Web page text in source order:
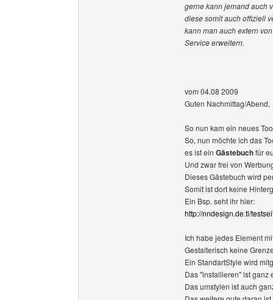
gerne kann jemand auch
diese somit auch offiziell
kann man auch extern
Service erweitern.
vom 04.08 2009
Guten Nachmittag/Abend,
So nun kam ein neues
So, nun möchte ich das
es ist ein Gästebuchfür
Und zwar frei von
Dieses Gästebuch wird
Somit ist dort keine
Ein Bsp. seht ihr hier:
http://nndesign.de.tl/
Ich habe jedes Element
Gestalterisch keine
Ein StandartStyle wird
Das "installieren" ist ganz
Das umstylen ist auch